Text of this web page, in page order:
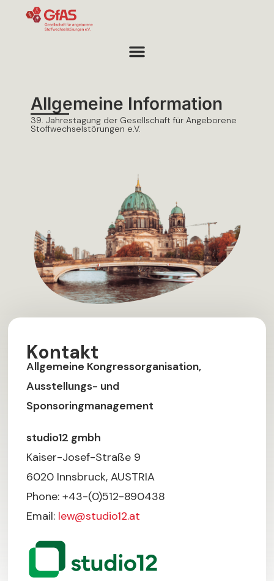
Allgemeine Information
39. Jahrestagung der Gesellschaft für Angeborene
Stoffwechselstörungen e.V.
Kontakt
Allgemeine Kongressorganisation,
Ausstellungs- und
Sponsoringmanagement
studio12 gmbh
Kaiser-Josef-Straße 9
6020 Innsbruck, AUSTRIA
Phone: +43-(0)512-890438
Email: lew@studio12.at